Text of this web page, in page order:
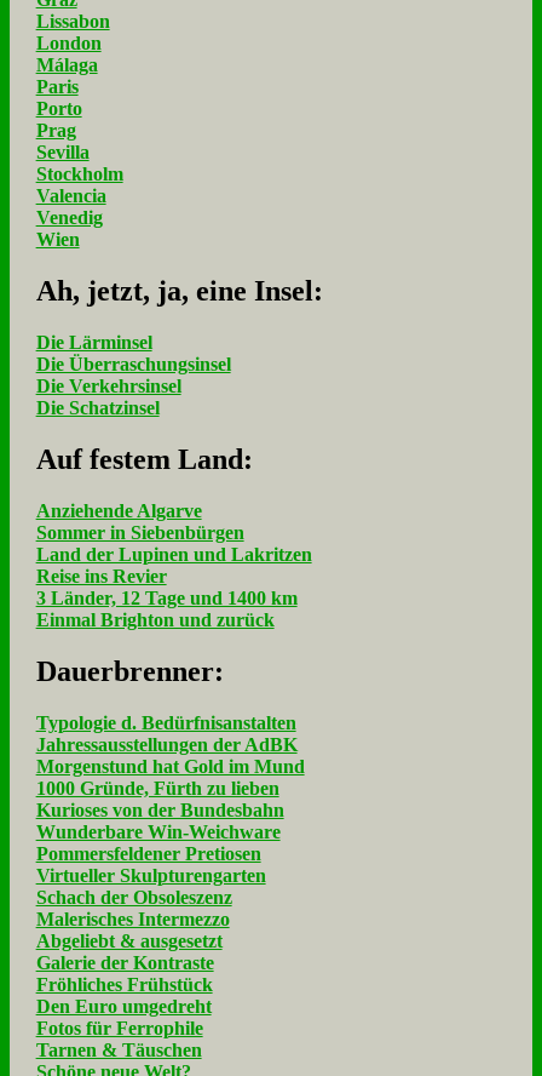
Lissabon
London
Málaga
Paris
Porto
Prag
Sevilla
Stockholm
Valencia
Venedig
Wien
Ah, jetzt, ja, ei­ne In­sel:
Die Lärminsel
Die Überraschungsinsel
Die Verkehrsinsel
Die Schatzinsel
Auf fe­stem Land:
Anziehende Algarve
Sommer in Siebenbürgen
Land der Lupinen und Lakritzen
Reise ins Revier
3 Länder, 12 Tage und 1400 km
Einmal Brighton und zurück
Dau­er­bren­ner:
Typologie d. Bedürfnisanstalten
Jahressausstellungen der AdBK
Morgenstund hat Gold im Mund
1000 Gründe, Fürth zu lieben
Kurioses von der Bundesbahn
Wunderbare Win-Weichware
Pommersfeldener Pretiosen
Virtueller Skulpturengarten
Schach der Obsoleszenz
Malerisches Intermezzo
Abgeliebt & ausgesetzt
Galerie der Kontraste
Fröhliches Frühstück
Den Euro umgedreht
Fotos für Ferrophile
Tarnen & Täuschen
Schöne neue Welt?